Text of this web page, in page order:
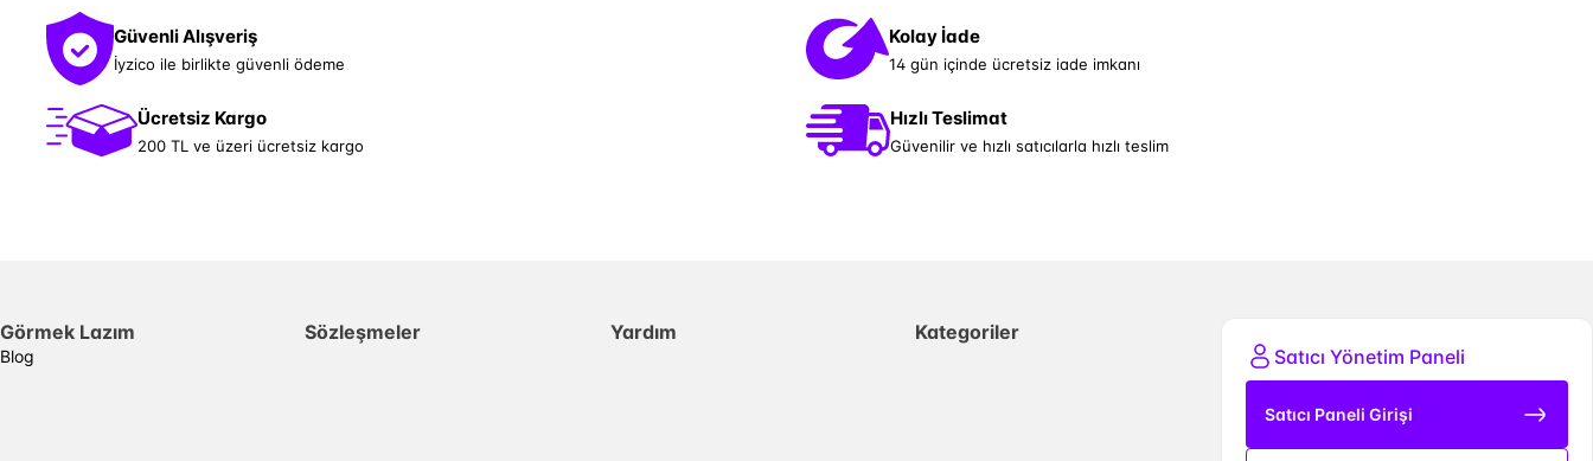
Güvenli Alışveriş
İyzico ile birlikte güvenli ödeme
Kolay İade
14 gün içinde ücretsiz iade imkanı
Ücretsiz Kargo
200 TL ve üzeri ücretsiz kargo
Hızlı Teslimat
Güvenilir ve hızlı satıcılarla hızlı teslim
Görmek Lazım
Blog
Sözleşmeler Yardım
Kategoriler
Satıcı Yönetim Paneli
Satıcı Paneli Girişi